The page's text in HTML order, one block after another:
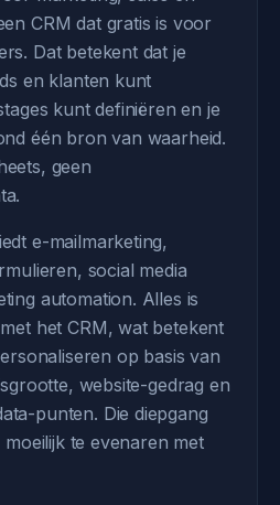
CRM dat gratis is voor
Dat betekent dat je
en klanten kunt
kunt definiëren en je
één bron van waarheid.
geen
e-mailmarketing,
social media
automation. Alles is
het CRM, wat betekent
op basis van
website-gedrag en
punten. Die diepgang
te evenaren met